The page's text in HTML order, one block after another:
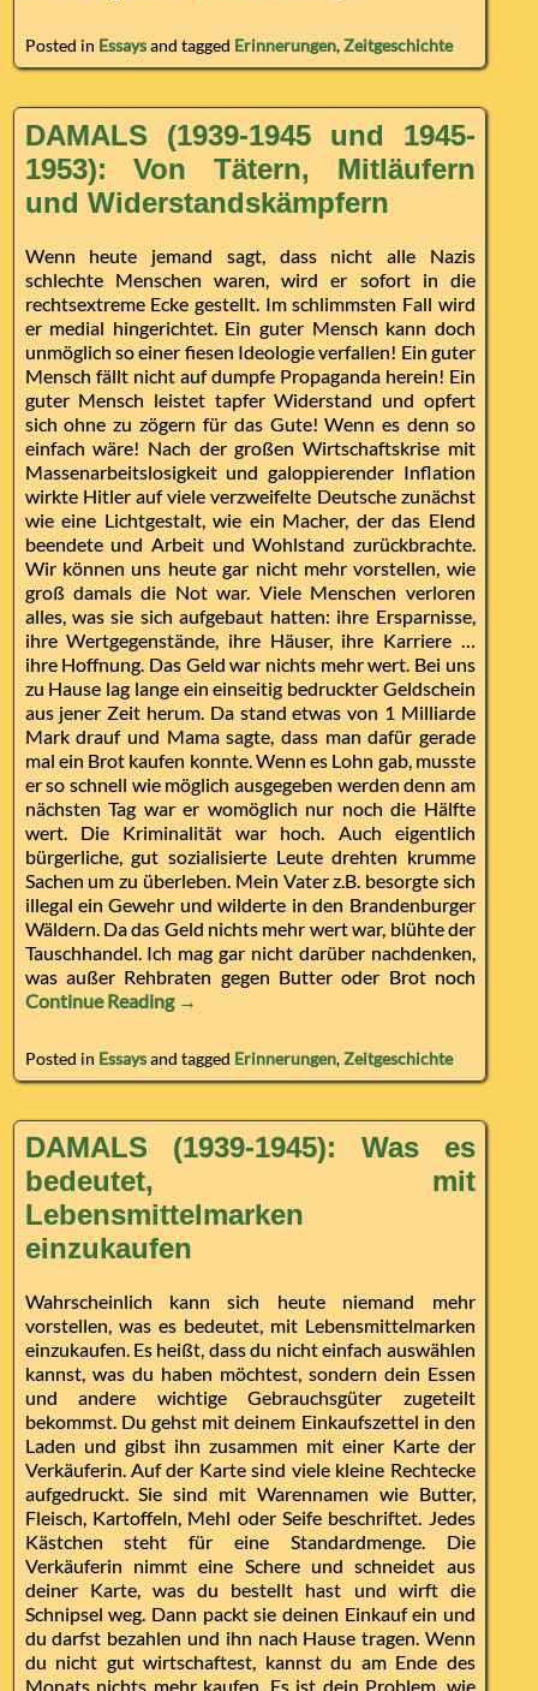
Posted in Essaysand tagged Erinnerungen,Zeitgeschichte
DAMALS (1939-1945 und 1945-
1953): Von Tätern, Mitläufern
und Widerstandskämpfern
Wenn heute jemand sagt, dass nicht alle Nazis
schlechte Menschen waren, wird er sofort in die
rechtsextreme Ecke gestellt. Im schlimmsten Fall wird
er medial hingerichtet. Ein guter Mensch kann doch
unmöglich so einer fiesen Ideologie verfallen! Ein guter
Mensch fällt nicht auf dumpfe Propaganda herein! Ein
guter Mensch leistet tapfer Widerstand und opfert
sich ohne zu zögern für das Gute! Wenn es denn so
einfach wäre! Nach der großen Wirtschaftskrise mit
Massenarbeitslosigkeit und galoppierender Inflation
wirkte Hitler auf viele verzweifelte Deutsche zunächst
wie eine Lichtgestalt, wie ein Macher, der das Elend
beendete und Arbeit und Wohlstand zurückbrachte.
Wir können uns heute gar nicht mehr vorstellen, wie
groß damals die Not war. Viele Menschen verloren
alles, was sie sich aufgebaut hatten: ihre Ersparnisse,
ihre Wertgegenstände, ihre Häuser, ihre Karriere …
ihre Hoffnung. Das Geld war nichts mehr wert. Bei uns
zu Hause lag lange ein einseitig bedruckter Geldschein
aus jener Zeit herum. Da stand etwas von 1 Milliarde
Mark drauf und Mama sagte, dass man dafür gerade
mal ein Brot kaufen konnte. Wenn es Lohn gab, musste
er so schnell wie möglich ausgegeben werden denn am
nächsten Tag war er womöglich nur noch die Hälfte
wert. Die Kriminalität war hoch. Auch eigentlich
bürgerliche, gut sozialisierte Leute drehten krumme
Sachen um zu überleben. Mein Vater z.B. besorgte sich
illegal ein Gewehr und wilderte in den Brandenburger
Wäldern. Da das Geld nichts mehr wert war, blühte der
Tauschhandel. Ich mag gar nicht darüber nachdenken,
was außer Rehbraten gegen Butter oder Brot noch
Continue Reading →
Posted in Essaysand tagged Erinnerungen,Zeitgeschichte
DAMALS (1939-1945): Was es
bedeutet, mit
Lebensmittelmarken
einzukaufen
Wahrscheinlich kann sich heute niemand mehr
vorstellen, was es bedeutet, mit Lebensmittelmarken
einzukaufen. Es heißt, dass du nicht einfach auswählen
kannst, was du haben möchtest, sondern dein Essen
und andere wichtige Gebrauchsgüter zugeteilt
bekommst. Du gehst mit deinem Einkaufszettel in den
Laden und gibst ihn zusammen mit einer Karte der
Verkäuferin. Auf der Karte sind viele kleine Rechtecke
aufgedruckt. Sie sind mit Warennamen wie Butter,
Fleisch, Kartoffeln, Mehl oder Seife beschriftet. Jedes
Kästchen steht für eine Standardmenge. Die
Verkäuferin nimmt eine Schere und schneidet aus
deiner Karte, was du bestellt hast und wirft die
Schnipsel weg. Dann packt sie deinen Einkauf ein und
du darfst bezahlen und ihn nach Hause tragen. Wenn
du nicht gut wirtschaftest, kannst du am Ende des
Monats nichts mehr kaufen. Es ist dein Problem, wie